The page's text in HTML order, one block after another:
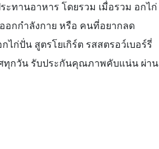
ทานอาหาร โดยรวม เมื่อรวม อกไก่
กกำลังกาย หรือ คนที่อยากลด
ก่ปั่น สูตรโยเกิร์ต รสสตรอว์เบอร์รี่
ศทุกวัน รับประกันคุณภาพคับแน่น ผ่าน